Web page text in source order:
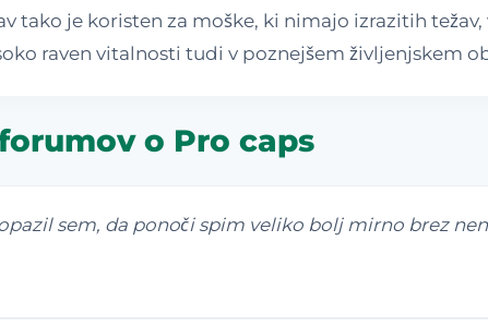
tako je koristen za moške, ki nimajo izrazitih
raven vitalnosti tudi v poznejšem življenjskem
o Pro caps
sem, da ponoči spim veliko bolj mirno brez